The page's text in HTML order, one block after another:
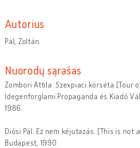
Autorius
Pál, Zoltán
Nuorodų sąrašas
Zombori Attila: Szexpiaci körséta [Tour
Idegenforglami Propaganda és Kiadó
1986.
Diósi Pál: Ez nem kéjutazás. [This is not
Budapest, 1990.